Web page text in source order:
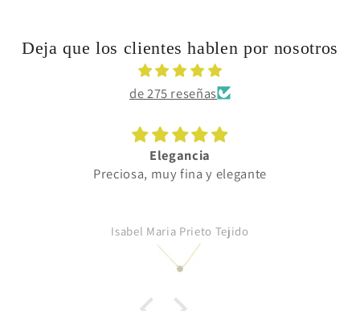
Deja que los clientes hablen por nosotros
de 275 reseñas
Elegancia
Preciosa, muy fina y elegante
Isabel Maria Prieto Tejido